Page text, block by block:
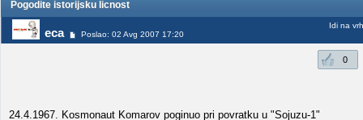
Pogodite istorijsku licnost
eca Poslao: 02 Avg 2007 17:20
Idi na vrh
0
24.4.1967. Kosmonaut Komarov poginuo pri povratku u "Sojuzu-1"